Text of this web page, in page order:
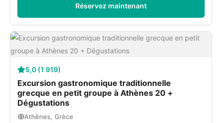
Réservez maintenant
5,0 (1 919)
Excursion gastronomique traditionnelle
grecque en petit groupe à Athènes 20 +
Dégustations
Athènes, Grèce